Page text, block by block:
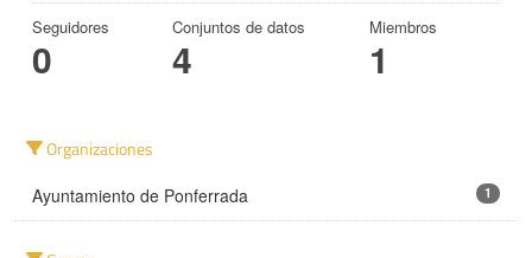
Seguidores
0
Conjuntos de datos
4
Miembros
1
Organizaciones
Ayuntamiento de Ponferrada 1